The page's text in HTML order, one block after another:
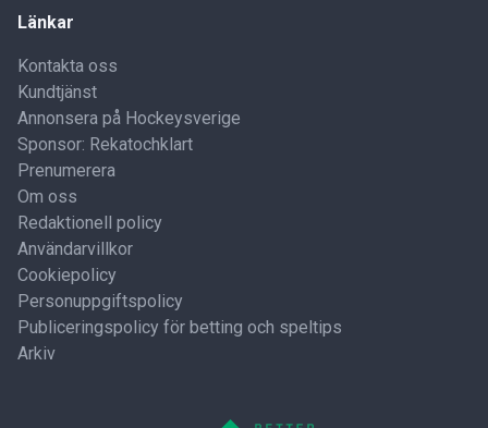
Länkar
Kontakta oss
Kundtjänst
Annonsera på Hockeysverige
Sponsor: Rekatochklart
Prenumerera
Om oss
Redaktionell policy
Användarvillkor
Cookiepolicy
Personuppgiftspolicy
Publiceringspolicy för betting och speltips
Arkiv